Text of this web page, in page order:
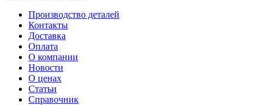
Производство деталей
Контакты
Доставка
Оплата
О компании
Новости
О ценах
Статьи
Справочник